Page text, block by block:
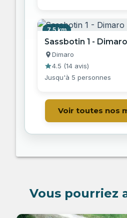
7,5 km
Sassbotin 1 - Dimaro
Dimaro
4.5 (14 avis)
Jusqu'à 5 personnes
Voir toutes nos
Vous pourriez